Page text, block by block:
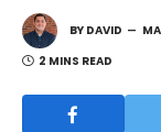
BY DAVID
2 MINS READ